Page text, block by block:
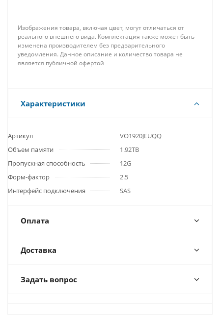
Изображения товара, включая цвет, могут отличаться от
реального внешнего вида. Комплектация также может быть
изменена производителем без предварительного
уведомления. Данное описание и количество товара не
является публичной офертой
Характеристики
Артикул
VO1920JEUQQ
Объем памяти
1.92TB
Пропускная способность
12G
Форм-фактор
2.5
Интерфейс подключения
SAS
Оплата
Доставка
Задать вопрос